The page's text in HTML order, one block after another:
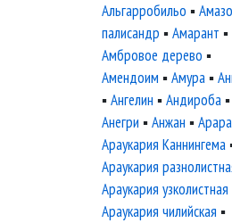
Альгарробильо ▪
палисандр ▪Амарант ▪
Амбровое дерево ▪
Амендоим ▪Амура ▪
▪Ангелин ▪Андироба ▪
Анегри ▪Анжан ▪
Араукария Каннингема
Араукария
Араукария узколистная
Араукария чилийская ▪